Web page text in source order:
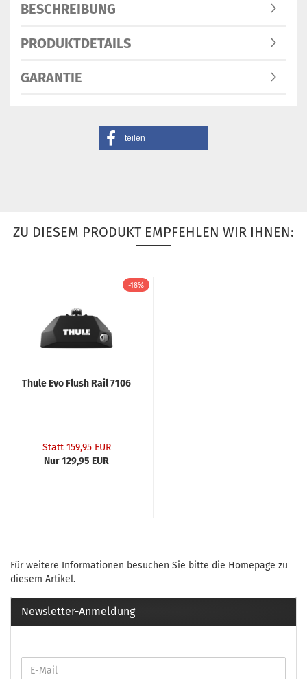
BESCHREIBUNG
PRODUKTDETAILS
GARANTIE
teilen
ZU DIESEM PRODUKT EMPFEHLEN WIR IHNEN:
-18%
Thule Evo Flush Rail 7106
Statt 159,95 EUR
Nur 129,95 EUR
Für weitere Informationen besuchen Sie bitte die Homepage zu
diesem Artikel.
Newsletter-Anmeldung